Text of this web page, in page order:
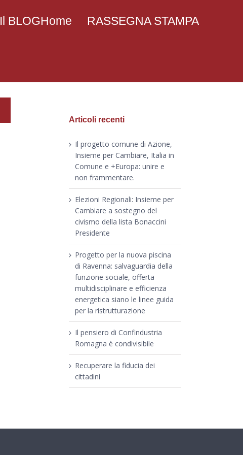
Il BLOGHome RASSEGNA STAMPA
Articoli recenti
Il progetto comune di Azione,
Insieme per Cambiare, Italia in
Comune e +Europa: unire e
non frammentare.
Elezioni Regionali: Insieme per
Cambiare a sostegno del
civismo della lista Bonaccini
Presidente
Progetto per la nuova piscina
di Ravenna: salvaguardia della
funzione sociale, offerta
multidisciplinare e efficienza
energetica siano le linee guida
per la ristrutturazione
Il pensiero di Confindustria
Romagna è condivisibile
Recuperare la fiducia dei
cittadini